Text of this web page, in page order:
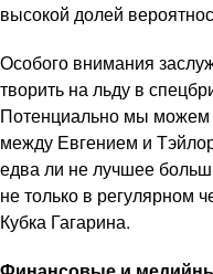
высокой долей
Особого внимания
творить на льду в
Потенциально мы можем
между Евгением и
едва ли не лучшее
не только в регулярном
Кубка Гагарина.